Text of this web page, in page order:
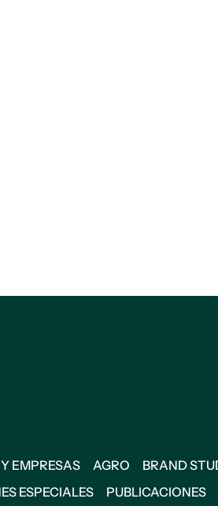
EMPRESAS AGRO BRAND
ESPECIALES PUBLICACIONES